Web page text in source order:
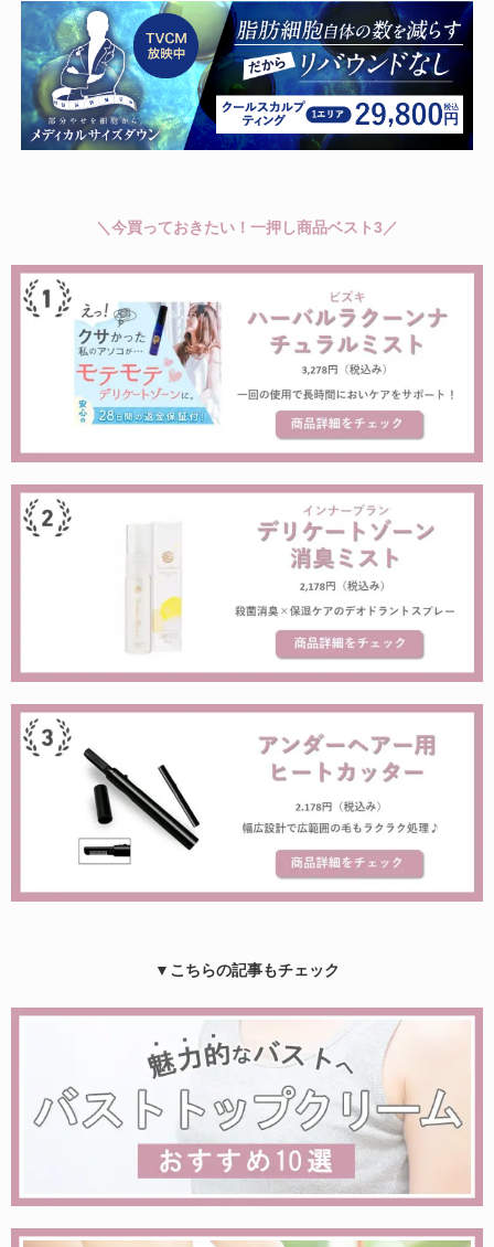
＼今買っておきたい！一押し商品ベスト3／
▼こちらの記事もチェック